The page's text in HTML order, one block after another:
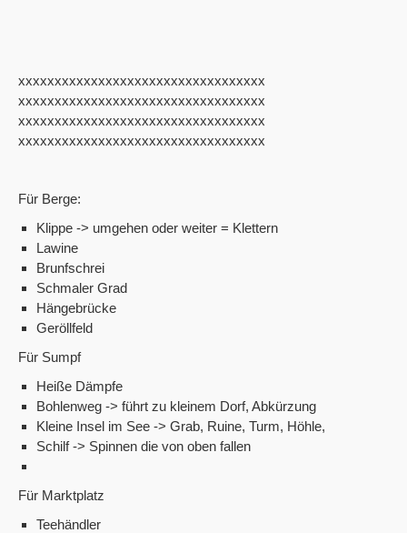
xxxxxxxxxxxxxxxxxxxxxxxxxxxxxxxxxx
xxxxxxxxxxxxxxxxxxxxxxxxxxxxxxxxxx
xxxxxxxxxxxxxxxxxxxxxxxxxxxxxxxxxx
xxxxxxxxxxxxxxxxxxxxxxxxxxxxxxxxxx
Für Berge:
Klippe -> umgehen oder weiter = Klettern
Lawine
Brunfschrei
Schmaler Grad
Hängebrücke
Geröllfeld
Für Sumpf
Heiße Dämpfe
Bohlenweg -> führt zu kleinem Dorf, Abkürzung
Kleine Insel im See -> Grab, Ruine, Turm, Höhle,
Schilf -> Spinnen die von oben fallen
Für Marktplatz
Teehändler